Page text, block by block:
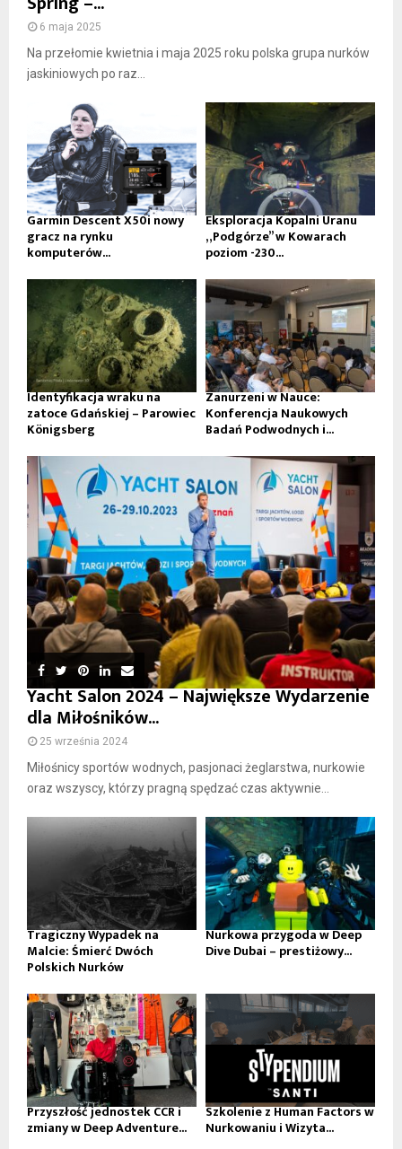
6 maja 2025
Na przełomie kwietnia i maja 2025 roku polska grupa nurków
jaskiniowych po raz...
Garmin Descent X50i nowy
gracz na rynku
komputerów...
Eksploracja Kopalni Uranu
„Podgórze” w Kowarach
poziom -230...
Identyfikacja wraku na
zatoce Gdańskiej – Parowiec
Königsberg
Zanurzeni w Nauce:
Konferencja Naukowych
Badań Podwodnych i...
Yacht Salon 2024 – Największe Wydarzenie
dla Miłośników...
25 września 2024
Miłośnicy sportów wodnych, pasjonaci żeglarstwa, nurkowie
oraz wszyscy, którzy pragną spędzać czas aktywnie...
Tragiczny Wypadek na
Malcie: Śmierć Dwóch
Polskich Nurków
Nurkowa przygoda w Deep
Dive Dubai – prestiżowy...
Przyszłość jednostek CCR i
zmiany w Deep Adventure...
Szkolenie z Human Factors w
Nurkowaniu i Wizyta...